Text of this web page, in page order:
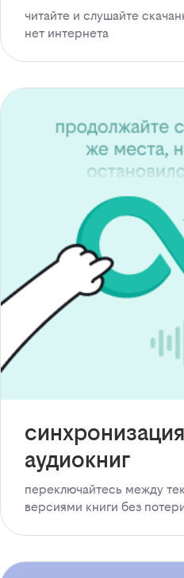
читайте и слушайте
нет интернета
аудиокниг
переключайтесь между
версиями книги без